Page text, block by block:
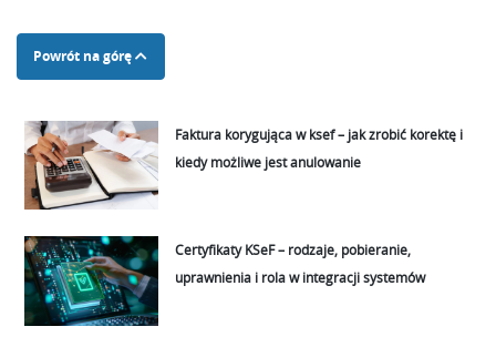
Powrót na górę
Faktura korygująca w ksef – jak zrobić korektę i
kiedy możliwe jest anulowanie
Certyfikaty KSeF – rodzaje, pobieranie,
uprawnienia i rola w integracji systemów